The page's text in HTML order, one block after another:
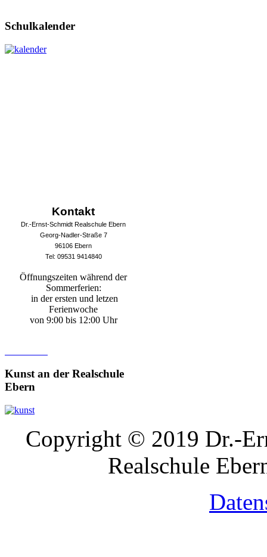
Schulkalender
Kontakt
Dr.-Ernst-Schmidt Realschule Ebern
Georg-Nadler-Straße 7
96106 Ebern
Tel: 09531 9414840
Öffnungszeiten während der
Sommerferien:
in der ersten und letzen
Ferienwoche
von 9:00 bis 12:00 Uhr
Kunstan der Realschule
Ebern
Copyright © 2019 Dr.-
Realschule